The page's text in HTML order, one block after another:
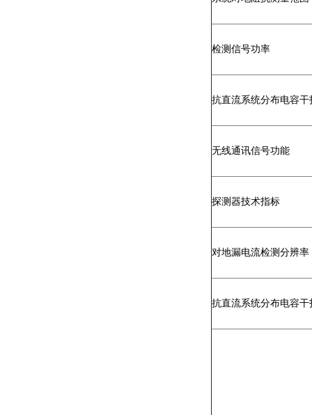
检测信号功率
抗直流系统分布电容干
无线通讯信号功能
探测器技术指标
对地漏电流检测分辨率
抗直流系统分布电容干